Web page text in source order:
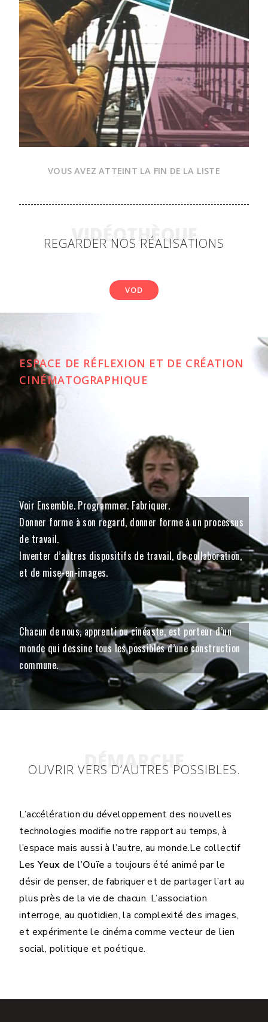
VOUS AVEZ ATTEINT LA FIN DE LA LISTE
VIDÉOTHÈQUE
REGARDER NOS RÉALISATIONS
VOD
ESPACE DE RÉFLEXION ET DE CRÉATION
CINÉMATOGRAPHIQUE
Voir Ensemble. Programmer. Fabriquer.
Donner forme à son regard, donner forme à un processus
de travail.
Inventer d’autres dispositifs de travail, de collaboration,
et de mise-en-images.
Chacun de nous, apprenti ou cinéaste, est porteur d’un
monde qui dessine tous les possibles d’une construction
commune.
DÉMARCHE
OUVRIR VERS D’AUTRES POSSIBLES.
L’accélération du développement des nouvelles
technologies modifie notre rapport au temps, à
l’espace mais aussi à l’autre, au monde.Le collectif
Les Yeux de l’Ouïe a toujours été animé par le
désir de penser, de fabriquer et de partager l’art au
plus près de la vie de chacun. L’association
interroge, au quotidien, la complexité des images,
et expérimente le cinéma comme vecteur de lien
social, politique et poétique.